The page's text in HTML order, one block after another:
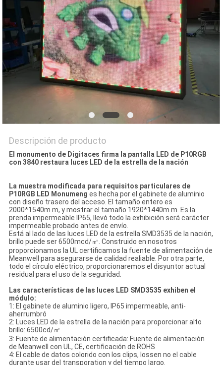
MAPA
DEL
SITIO
PRIVACY
Descripción de producto
El monumento de Digitaces firma la pantalla LED de P10RGB
con 3840 restaura luces LED de la estrella de la nación
La muestra modificada para requisitos particulares de
P10RGB LED Monumeng es hecha por el gabinete de aluminio
con diseño trasero del acceso. El tamaño entero es
2000*1540m m, y mostrar el tamaño 1920*1440m m. Es la
prenda impermeable IP65, llevó todo la exhibición será carácter
impermeable probado antes de envío.
Está al lado de las luces LED de la estrella SMD3535 de la nación,
brillo puede ser 6500mcd/㎡. Construido en nosotros
proporcionamos la UL certificamos la fuente de alimentación de
Meanwell para asegurarse de calidad realiable. Por otra parte,
todo el círculo eléctrico, proporcionaremos el disyuntor actual
residual para el uso de la seguridad.
Las características de las luces LED SMD3535 exhiben el
módulo:
1: El gabinete de aluminio ligero, IP65 impermeable, anti-
aherrumbró
2: Luces LED de la estrella de la nación para proporcionar alto
brillo: 6500cd/㎡
3: Fuente de alimentación certificada: Fuente de alimentación
de Meanwell con UL, CE, certificación de ROHS
4: El cable de datos colorido con los clips, lossen no el cable
durante usar del transporation y del tiempo largo.